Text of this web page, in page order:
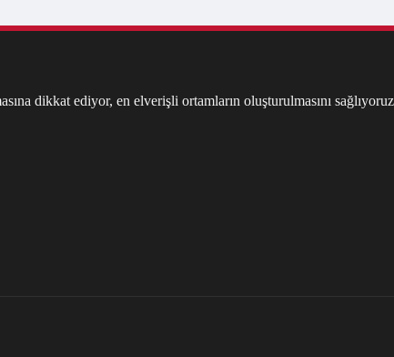
dikkat ediyor, en elverişli ortamların oluşturulmasını